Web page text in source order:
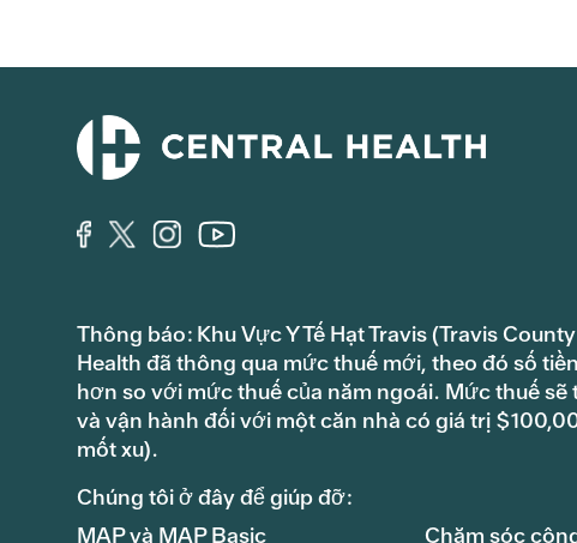
Thông báo: Khu Vực Y Tế Hạt Travis (Travis
Health đã thông qua mức thuế mới, theo đó số
hơn so với mức thuế của năm ngoái. Mức thuế
và vận hành đối với một căn nhà có giá trị
mốt xu).
Chúng tôi ở đây để giúp đỡ:
MAP và MAP Basic
Chăm sóc